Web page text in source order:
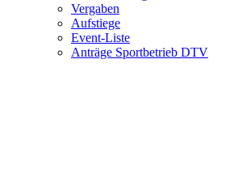
Vergaben
Aufstiege
Event-Liste
Anträge Sportbetrieb DTV